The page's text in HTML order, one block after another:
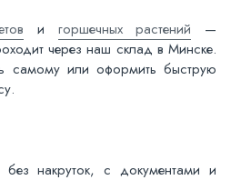
и горшечных растений —
через наш склад в Минске.
самому или оформить быструю
накруток, с документами и